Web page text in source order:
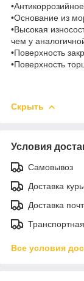
•Основание из
•Высокая
чем у
•Поверхность
•Поверхность
Скрыть
Условия
Самовывоз
Доставка
Доставка
Все условия